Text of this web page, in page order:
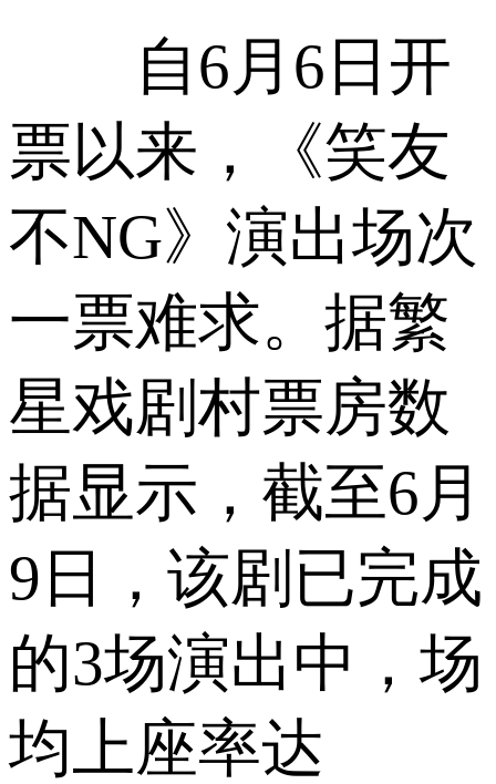
自6月6日开
票以来，《笑友
不NG》演出场次
一票难求。据繁
星戏剧村票房数
据显示，截至6月
9日，该剧已完成
的3场演出中，场
均上座率达